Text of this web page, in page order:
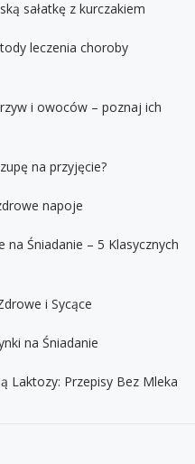
sałatkę z kurczakiem
leczenia choroby
i owoców – poznaj ich
na przyjęcie?
napoje
na Śniadanie – 5 Klasycznych
i Sycące
na Śniadanie
Laktozy: Przepisy Bez Mleka